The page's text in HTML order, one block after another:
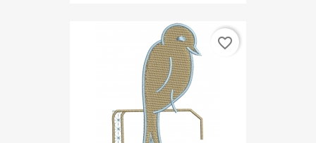
favorite_border